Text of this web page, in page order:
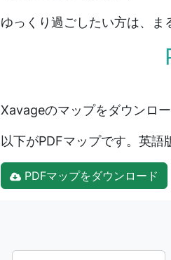
ゆっくり過ごしたい方は、ま
Xavageのマップをダウンロ
以下がPDFマップです。英語
PDFマップをダウンロード